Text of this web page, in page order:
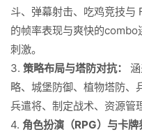
斗、弹幕射击、吃鸡竞技与
的帧率表现与爽快的combo
刺激。
3. 策略布局与塔防对抗：
略、城堡防御、植物塔防、
兵遣将、制定战术、资源管
4. 角色扮演（RPG）与卡牌